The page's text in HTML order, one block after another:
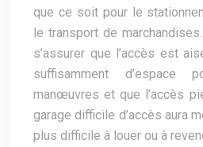
que ce soit pour le
le transport de
s’assurer que l’accès est
suffisamment d’espace
manœuvres et que l’accès
garage difficile d’accès aura
plus difficile à louer ou à